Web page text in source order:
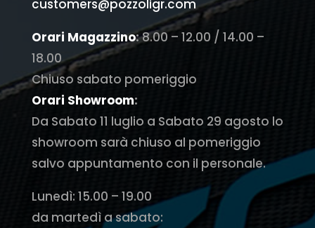
customers@pozzoligr.com
Orari Magazzino:8.00 – 12.00 / 14.00 –
18.00
Chiuso sabato pomeriggio
Orari Showroom:
Da Sabato 11 luglio a Sabato 29 agosto lo
showroom sarà chiuso al pomeriggio
salvo appuntamento con il personale.
Lunedì: 15.00 – 19.00
da martedì a sabato: